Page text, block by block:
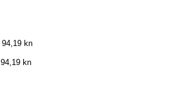
94,19 kn
94,19 kn